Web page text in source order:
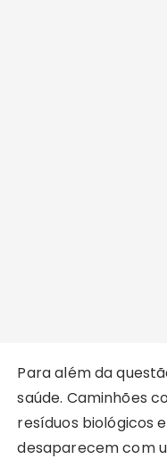
Para além da
saúde. Caminhões
resíduos biológicos
desaparecem com